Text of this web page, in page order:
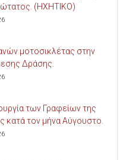
(ΗΧΗΤΙΚΟ)
μοτοσικλέτας στην
Δράσης.
των Γραφείων της
κατά τον μήνα Αύγουστο.